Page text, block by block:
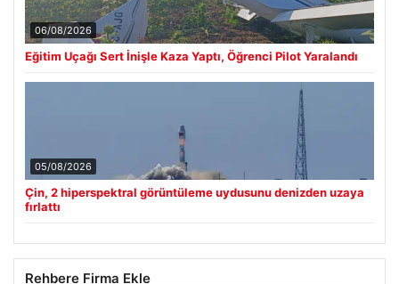
06/08/2026
Eğitim Uçağı Sert İnişle Kaza Yaptı, Öğrenci Pilot Yaralandı
05/08/2026
Çin, 2 hiperspektral görüntüleme uydusunu denizden uzaya
fırlattı
Rehbere Firma Ekle